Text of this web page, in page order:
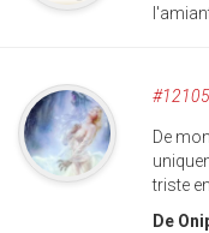
De
triste
De